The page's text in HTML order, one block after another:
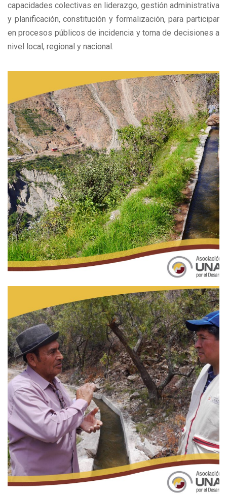
capacidades colectivas en liderazgo, gestión administrativa
y planificación, constitución y formalización, para participar
en procesos públicos de incidencia y toma de decisiones a
nivel local, regional y nacional.